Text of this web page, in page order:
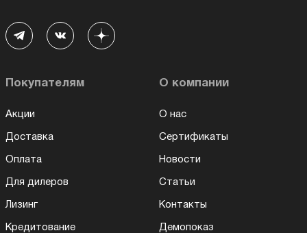
Покупателям
Акции
Доставка
Оплата
Для дилеров
Лизинг
Кредитование
О компании
О нас
Сертификаты
Новости
Статьи
Контакты
Демопоказ